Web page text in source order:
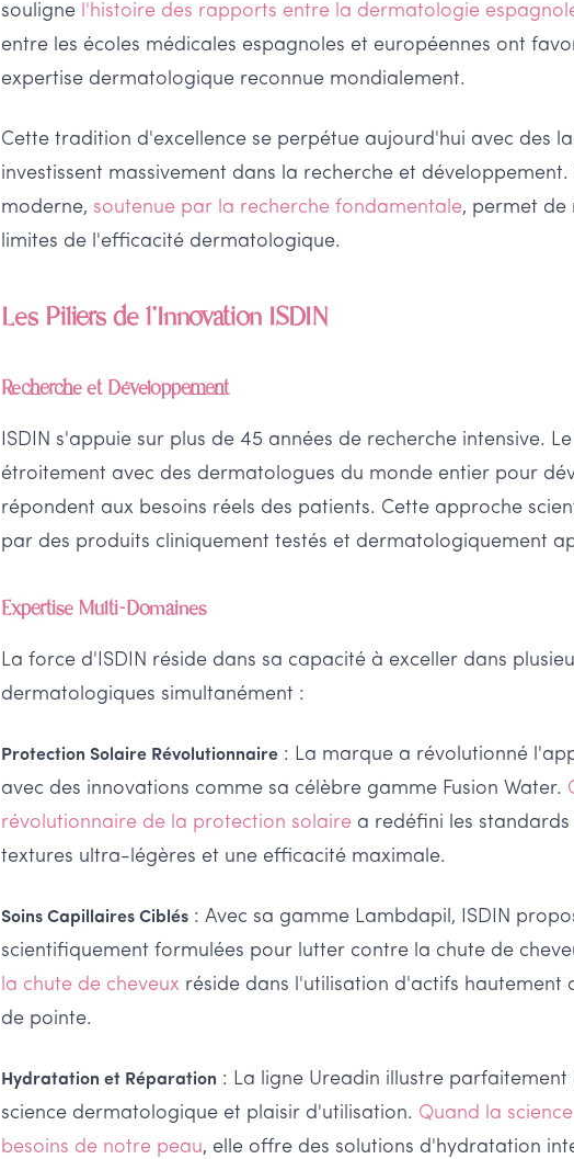
souligne l'histoire des rapports entre la dermatologie
entre les écoles médicales espagnoles et européennes ont
expertise dermatologique reconnue mondialement.
Cette tradition d'excellence se perpétue aujourd'hui avec des
investissent massivement dans la recherche et
moderne, soutenue par la recherche fondamentale, permet de
limites de l'efficacité dermatologique.
Les Piliers de l'Innovation ISDIN
Recherche et Développement
ISDIN s'appuie sur plus de 45 années de recherche intensive.
étroitement avec des dermatologues du monde entier pour
répondent aux besoins réels des patients. Cette approche
par des produits cliniquement testés et dermatologiquement
Expertise Multi-Domaines
La force d'ISDIN réside dans sa capacité à exceller dans
dermatologiques simultanément :
Protection Solaire Révolutionnaire : La marque a révolutionné
avec des innovations comme sa célèbre gamme Fusion Water.
révolutionnaire de la protection solaire a redéfini les
textures ultra-légères et une efficacité maximale.
Soins Capillaires Ciblés : Avec sa gamme Lambdapil, ISDIN
scientifiquement formulées pour lutter contre la chute de
la chute de cheveux réside dans l'utilisation d'actifs hautement
de pointe.
Hydratation et Réparation : La ligne Ureadin illustre parfaitement
science dermatologique et plaisir d'utilisation. Quand la
besoins de notre peau, elle offre des solutions d'hydratation